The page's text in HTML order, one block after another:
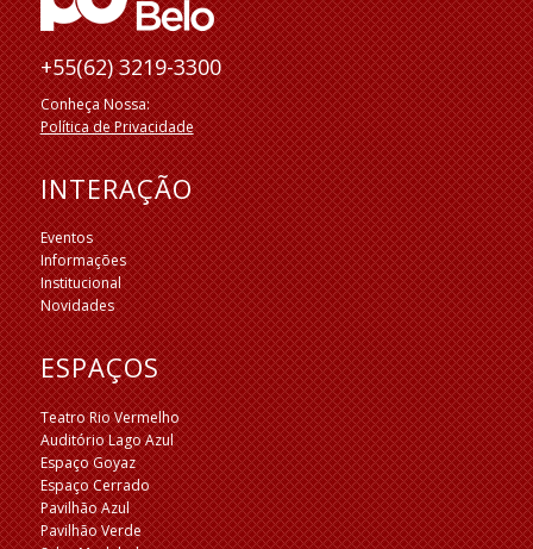
+55(62) 3219-3300
Conheça Nossa:
Política de Privacidade
INTERAÇÃO
Eventos
Informações
Institucional
Novidades
ESPAÇOS
Teatro Rio Vermelho
Auditório Lago Azul
Espaço Goyaz
Espaço Cerrado
Pavilhão Azul
Pavilhão Verde